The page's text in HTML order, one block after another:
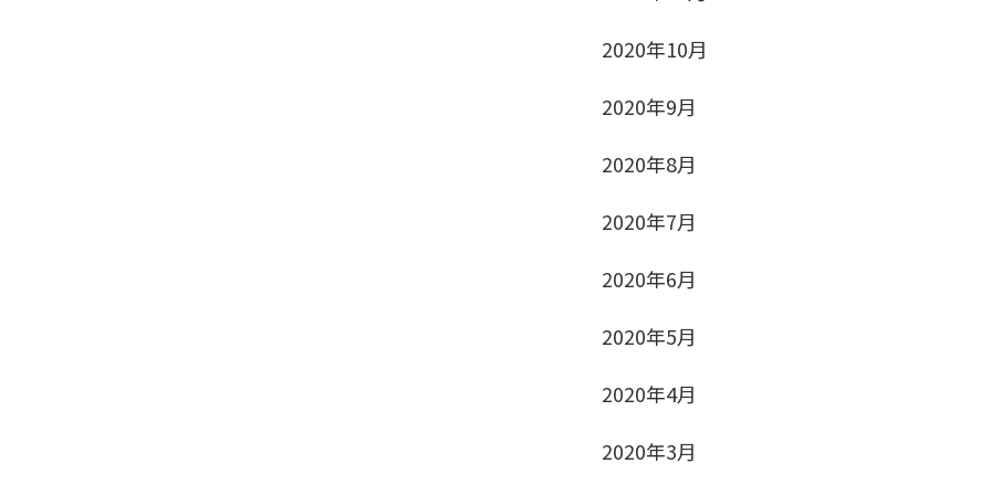
2020年10月
2020年9月
2020年8月
2020年7月
2020年6月
2020年5月
2020年4月
2020年3月